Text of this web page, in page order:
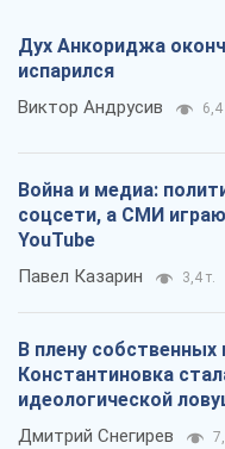
Дух Анкориджа
испарился
Виктор Андрусив 6,4
Война и медиа:
соцсети, а СМИ
YouTube
Павел Казарин 3,4 т.
В плену
Константиновка
идеологической
российских
Дмитрий Снегирев